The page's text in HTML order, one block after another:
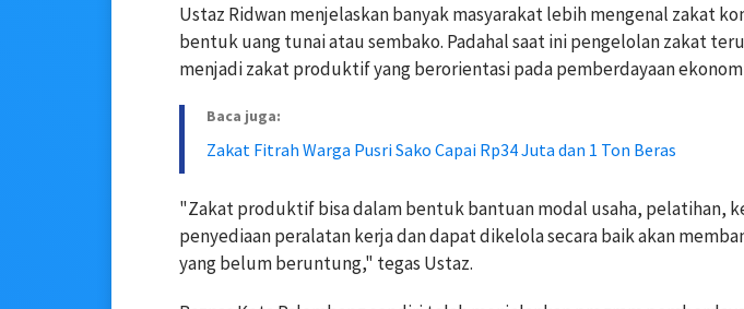
Ustaz Ridwan menjelaskan banyak masyarakat lebih mengenal zakat
bentuk uang tunai atau sembako. Padahal saat ini pengelolan zakat
menjadi zakat produktif yang berorientasi pada pemberdayaan
Baca juga:
Zakat Fitrah Warga Pusri Sako Capai Rp34 Juta dan 1 Ton Beras
"Zakat produktif bisa dalam bentuk bantuan modal usaha, pelatihan,
penyediaan peralatan kerja dan dapat dikelola secara baik akan
yang belum beruntung," tegas Ustaz.